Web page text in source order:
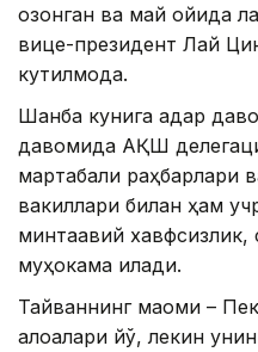
қозонган ва май ойида
вице-президент Лай
кутилмоқда.
Шанба кунига қадар
давомида АҚШ
мартабали раҳбарлари
вакиллари билан ҳам
минтақавий
муҳокама қилади.
Тайваннинг мақоми –
алоқалари йўқ, лекин